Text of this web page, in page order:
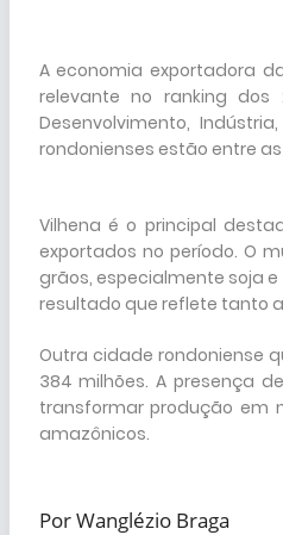
A economia exportadora
relevante no ranking dos
Desenvolvimento,
rondonienses estão entre
Vilhena é o principal
exportados no período. O
grãos, especialmente soja e
resultado que reflete tanto
Outra cidade rondoniense
384 milhões. A presença
transformar produção em
amazônicos.
Por Wanglézio Braga da